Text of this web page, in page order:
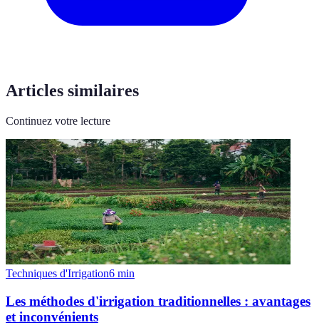
Articles similaires
Continuez votre lecture
Techniques d'Irrigation6 min
Les méthodes d'irrigation traditionnelles : avantages
et inconvénients